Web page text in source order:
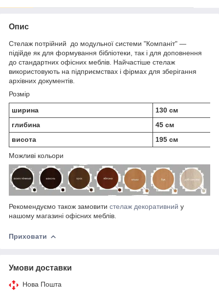
Опис
Стелаж потрійний до модульної системи "Компаніт" —
підійде як для формування бібліотеки, так і для доповнення
до стандартних офісних меблів. Найчастіше стелаж
використовують на підприємствах і фірмах для зберігання
архівних документів.
Розмір
ширина
130 см
глибина
45 см
висота
195 см
Можливі кольори
Рекомендуємо також замовити стелаж декоративний у
нашому магазині офісних меблів.
Приховати
Умови доставки
Нова Пошта